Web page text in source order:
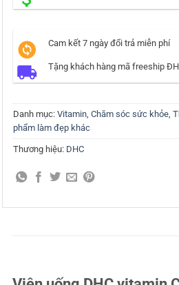
Cam kết 7 ngày đổi trả miễn phí
Tặng khách hàng mã freeship
Danh mục: Vitamin Chăm sóc sức khỏe
phẩm làm đẹp khác
Thương hiệu: DHC